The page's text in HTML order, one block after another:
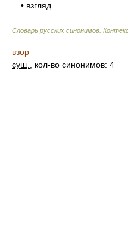
• взгляд
Словарь русских синонимов.
взор
сущ.
, кол-во синонимов: 4